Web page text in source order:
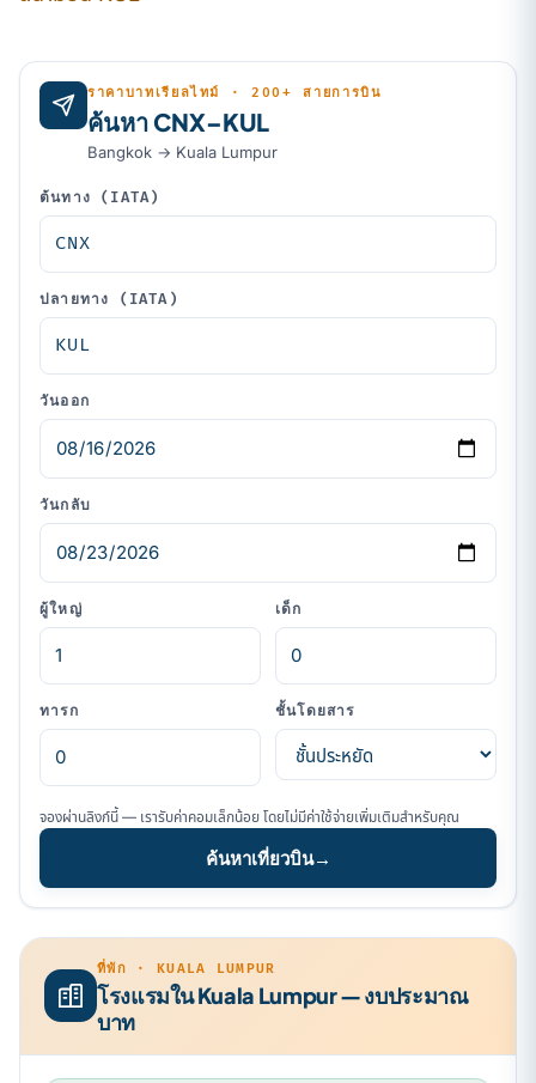
ราคาบาทเรียลไทม์ · 200+ สายการบิน
ค้นหา CNX–KUL
Bangkok → Kuala Lumpur
ต้นทาง (IATA)
ปลายทาง (IATA)
วันออก
วันกลับ
ผู้ใหญ่ เด็ก
ทารก ชั้นโดยสาร
จองผ่านลิงก์นี้ — เรารับค่าคอมเล็กน้อย โดยไม่มีค่าใช้จ่ายเพิ่มเติมสำหรับคุณ
ค้นหาเที่ยวบิน→
ที่พัก · KUALA LUMPUR
โรงแรมใน Kuala Lumpur — งบประมาณ
บาท